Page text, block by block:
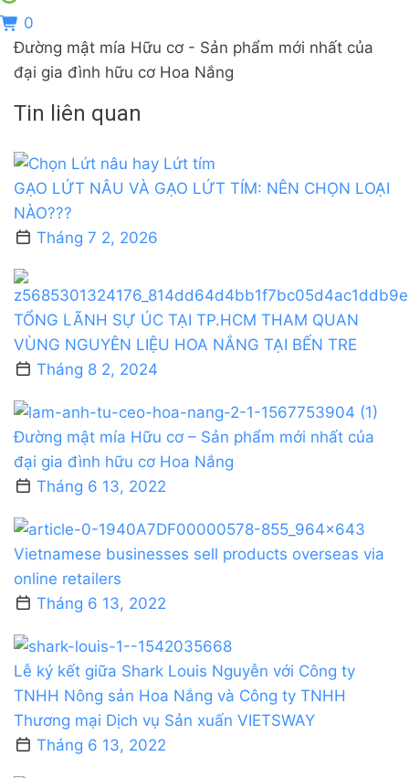
0
Đường mật mía Hữu cơ - Sản phẩm mới nhất của
đại gia đình hữu cơ Hoa Nắng
Tin liên quan
GẠO LỨT NÂU VÀ GẠO LỨT TÍM: NÊN CHỌN LOẠI
NÀO???
Tháng 7 2, 2026
TỔNG LÃNH SỰ ÚC TẠI TP.HCM THAM QUAN
VÙNG NGUYÊN LIỆU HOA NẮNG TẠI BẾN TRE
Tháng 8 2, 2024
Đường mật mía Hữu cơ – Sản phẩm mới nhất của
đại gia đình hữu cơ Hoa Nắng
Tháng 6 13, 2022
Vietnamese businesses sell products overseas via
online retailers
Tháng 6 13, 2022
Lễ ký kết giữa Shark Louis Nguyễn với Công ty
TNHH Nông sản Hoa Nắng và Công ty TNHH
Thương mại Dịch vụ Sản xuấn VIETSWAY
Tháng 6 13, 2022